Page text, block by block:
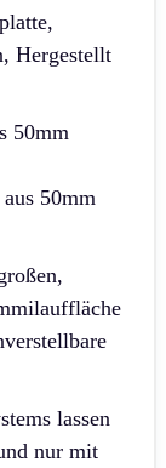
Hergestellt
50mm
50mm
lassen
nur mit